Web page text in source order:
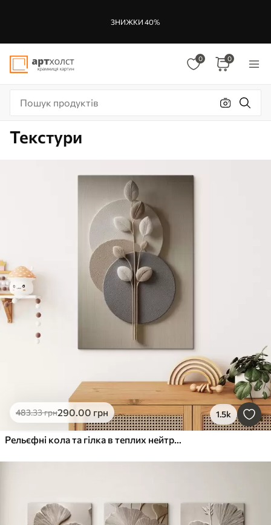
ЗНИЖКИ 40%
0 0
Текстури
483.33грн290.00 грн 1.5k
Рельєфні кола та гілка в теплих нейтральних тонах